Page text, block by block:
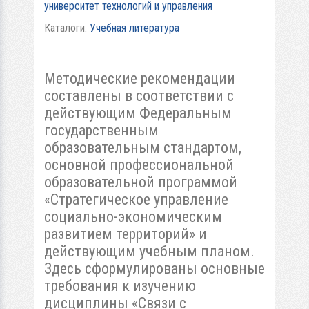
университет технологий и управления
Каталоги: Учебная литература
Методические рекомендации
составлены в соответствии с
действующим Федеральным
государственным
образовательным стандартом,
основной профессиональной
образовательной программой
«Стратегическое управление
социально-экономическим
развитием территорий» и
действующим учебным планом.
Здесь сформулированы основные
требования к изучению
дисциплины «Связи с